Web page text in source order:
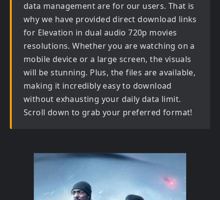
data management are for our users. That is
why we have provided direct download links
for Elevation in dual audio 720p movies
resolutions. Whether you are watching on a
mobile device or a large screen, the visuals
will be stunning. Plus, the files are available,
making it incredibly easy to download
without exhausting your daily data limit.
Scroll down to grab your preferred format!